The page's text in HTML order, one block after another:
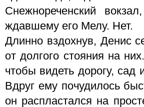
Снежнореченский
ждавшему его Мелу. Нет.
Длинно вздохнув, Денис
от долгого стояния на
чтобы видеть дорогу,
Вдруг ему почудилось
он распластался на